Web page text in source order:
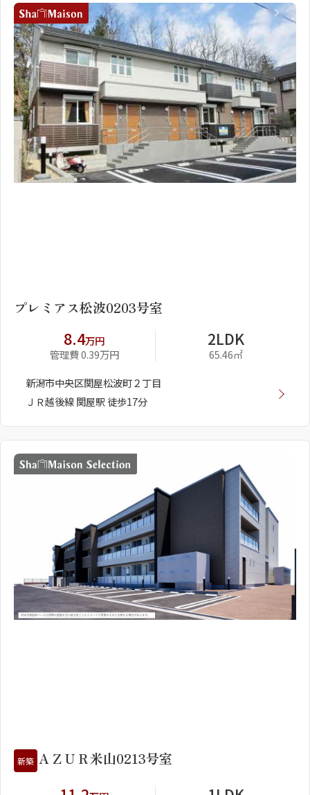
プレミアス松波0203号室
8.4万円
管理費 0.39万円
2LDK
65.46㎡
新潟市中央区関屋松波町２丁目
ＪＲ越後線 関屋駅 徒歩17分
新築 ＡＺＵＲ米山0213号室